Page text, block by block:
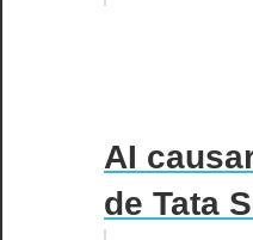
AI
de Tata